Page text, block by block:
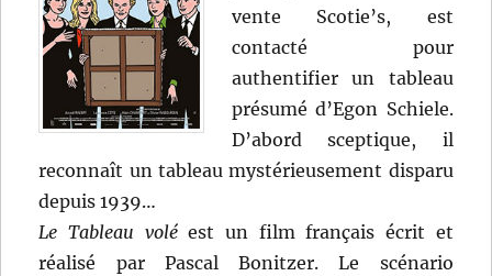
vente Scotie’s, est
contacté pour
authentifier un tableau
présumé d’Egon Schiele.
D’abord sceptique, il
reconnaît un tableau mystérieusement disparu
depuis 1939…
Le Tableau voléest un film français écrit et
réalisé par Pascal Bonitzer. Le scénario